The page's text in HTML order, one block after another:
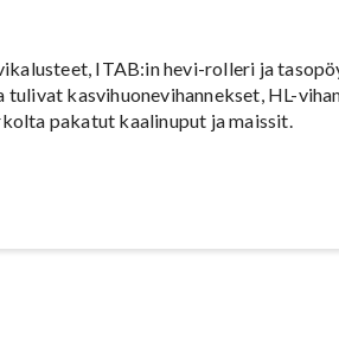
ITAB:in hevi-rolleri ja
kasvihuonevihannekset, HL-
pakatut kaalinuput ja maissit.